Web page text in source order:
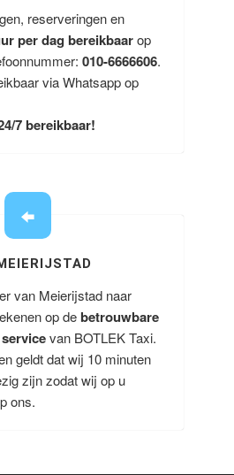
reserveringen en
per dag bereikbaarop
010-6666606.
via Whatsapp op
7 bereikbaar!
van Meierijstad naar
op debetrouwbare
van BOTLEK Taxi.
geldt dat wij 10 minuten
zijn zodat wij op u
ons.